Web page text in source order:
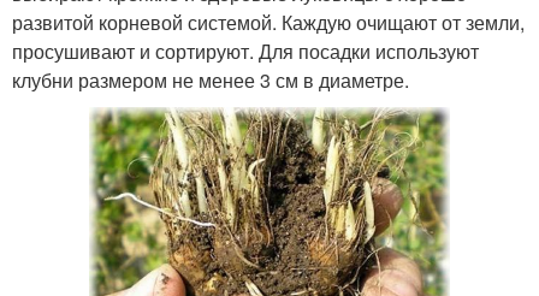
развитой корневой системой. Каждую очищают от земли,
просушивают и сортируют. Для посадки используют
клубни размером не менее 3 см в диаметре.